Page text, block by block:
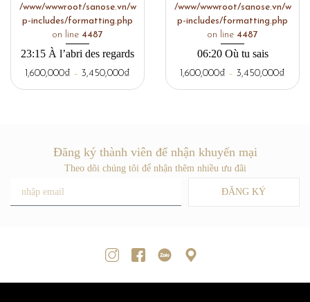
/www/wwwroot/sanose.vn/w
p-includes/formatting.php
on line 4487
23:15 À l’abri des regards
1,600,000₫ – 3,450,000₫
/www/wwwroot/sanose.vn/w
p-includes/formatting.php
on line 4487
06:20 Où tu sais
1,600,000₫ – 3,450,000₫
Đăng ký thành viên để nhận khuyến mại
Theo dõi chúng tôi để nhận thêm nhiều ưu đãi
ĐĂNG KÝ